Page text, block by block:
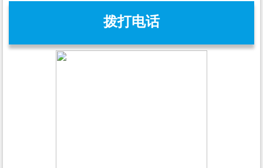
拨打电话